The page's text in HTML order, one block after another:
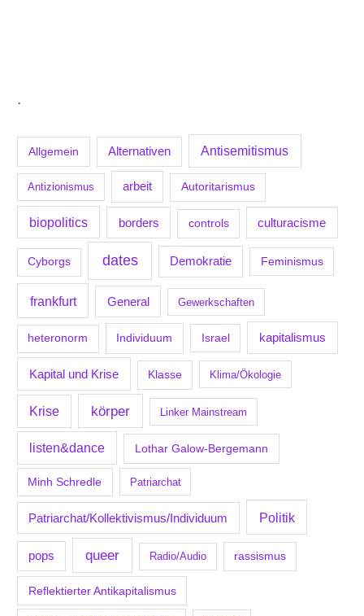
.
Allgemein Alternativen Antisemitismus
Antizionismus arbeit Autoritarismus
biopolitics borders controls culturacisme
Cyborgs dates Demokratie Feminismus
frankfurt General Gewerkschaften
heteronorm Individuum Israel kapitalismus
Kapital und Krise Klasse Klima/Ökologie
Krise körper Linker Mainstream
listen&dance Lothar Galow-Bergemann
Minh Schredle Patriarchat
Patriarchat/Kollektivismus/Individuum Politik
pops queer Radio/Audio rassismus
Reflektierter Antikapitalismus